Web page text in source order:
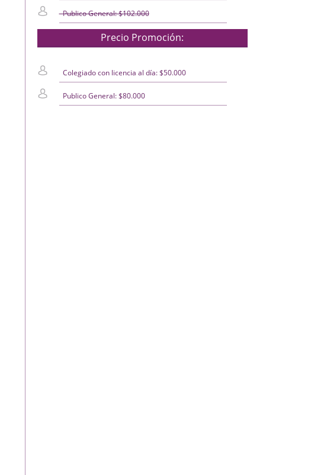
Publico General: $102.000
Precio Promoción:
Colegiado con licencia al día: $50.000
Publico General: $80.000